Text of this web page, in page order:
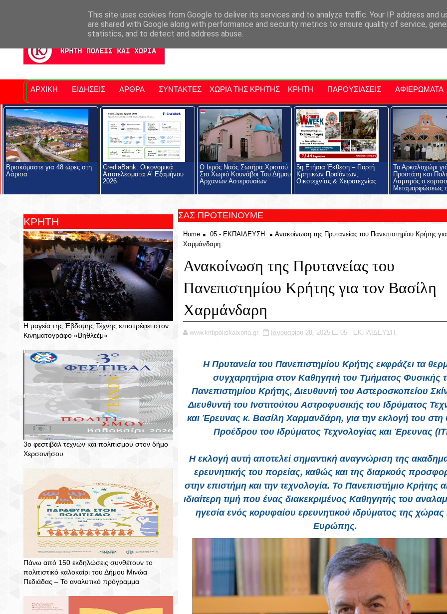
Νομός Λασιθίου Αγαπάμε Ρέθυμνο Επαρχία Μαλεβιζίου Εκδηλώσεις Στην Κρήτη Kriti Traveller
ΑΡΧΙΚΗ ΕΙΔΗΣΕΙΣ ΑΡΘΡΑ ΣΥΝΤΑΚΤΕΣ ΧΩΡΙΑ ΤΗΣ ΚΡΗΤΗΣ ΚΡΗΤΗ ΠΑΡΟΥΣΙΑΣΕΙΣ ΑΦΙΕΡΩΜΑΤΑ
Βρισκόμαστε για 48 ώρες στη
Λάρισα
CrediaBank: Οικονομικά
Αποτελέσματα A’ Εξαμήνου
2026
Ο Ιερός Ναός Σωτήρα Χριστού
Στο Χωριό Κουνάβοι Του Δήμου
Αρχανών Αστερουσίων
5η Ετήσια Έκθεση – Γιορτή
Κρητικών Προϊόντων,
Οικοτεχνίας & Χειροτεχνίας
Το Αρκαλοχώρι
Προστάτη και
Λαμπρός ο
Μεταμορφώσεως
ΚΡΗΤΗ
Η μαγεία της Έβδομης Τέχνης επιστρέφει στον
Κινηματογράφο «Βηθλεέμ»
3ο φεστιβάλ τεχνών και πολιτισμού στον δήμο
Χερσονήσου
Πάνω από 150 εκδηλώσεις συνθέτουν το
πολιτιστικό καλοκαίρι του Δήμου Μινώα
Πεδιάδας – To αναλυτικό πρόγραμμα
ΣΑΣ ΠΡΟΤΕΙΝΟΥΜΕ
Home 05 - ΕΚΠΑΙΔΕΥΣΗ
Ανακοίνωση της Πρυτανείας του Πανεπιστημίου Κρήτης
Χαρμάνδαρη
Ανακοίνωση της Πρυτανείας του
Πανεπιστημίου Κρήτης για τον Βασίλη
Χαρμάνδαρη
www.kritipoliskaixoria.gr Ιανουαρίου 28, 2025 05 - ΕΚΠΑΙΔΕΥΣΗ,
Η Πρυτανεία του Πανεπιστημίου Κρήτης εκφράζει τα
συγχαρητήρια στον Καθηγητή του Τμήματος Φυσικής
Πανεπιστημίου Κρήτης, Διευθυντή του Αστεροσκοπείου
Διευθυντή του Ινστιτούτου Αστροφυσικής του Ιδρύματος
και Έρευνας κ. Βασίλη Χαρμανδάρη, για την εκλογή του στη
Προέδρου του Ιδρύματος Τεχνολογίας και Έρευνας
Η εκλογή αυτή αποτελεί σημαντική αναγνώριση της
ερευνητικής του πορείας, καθώς και της διαρκούς
στην επιστήμη και την τεχνολογία. Το Πανεπιστήμιο Κρήτης
ιδιαίτερη τιμή που ένας διακεκριμένος Καθηγητής του
ηγεσία ενός κορυφαίου ερευνητικού ιδρύματος της χώρας
Ευρώπης.
This site uses cookies from Google to deliver its services and to analyze traffic. Your IP address and
are shared with Google along with performance and security metrics to ensure quality of service,
statistics, and to detect and address abuse.